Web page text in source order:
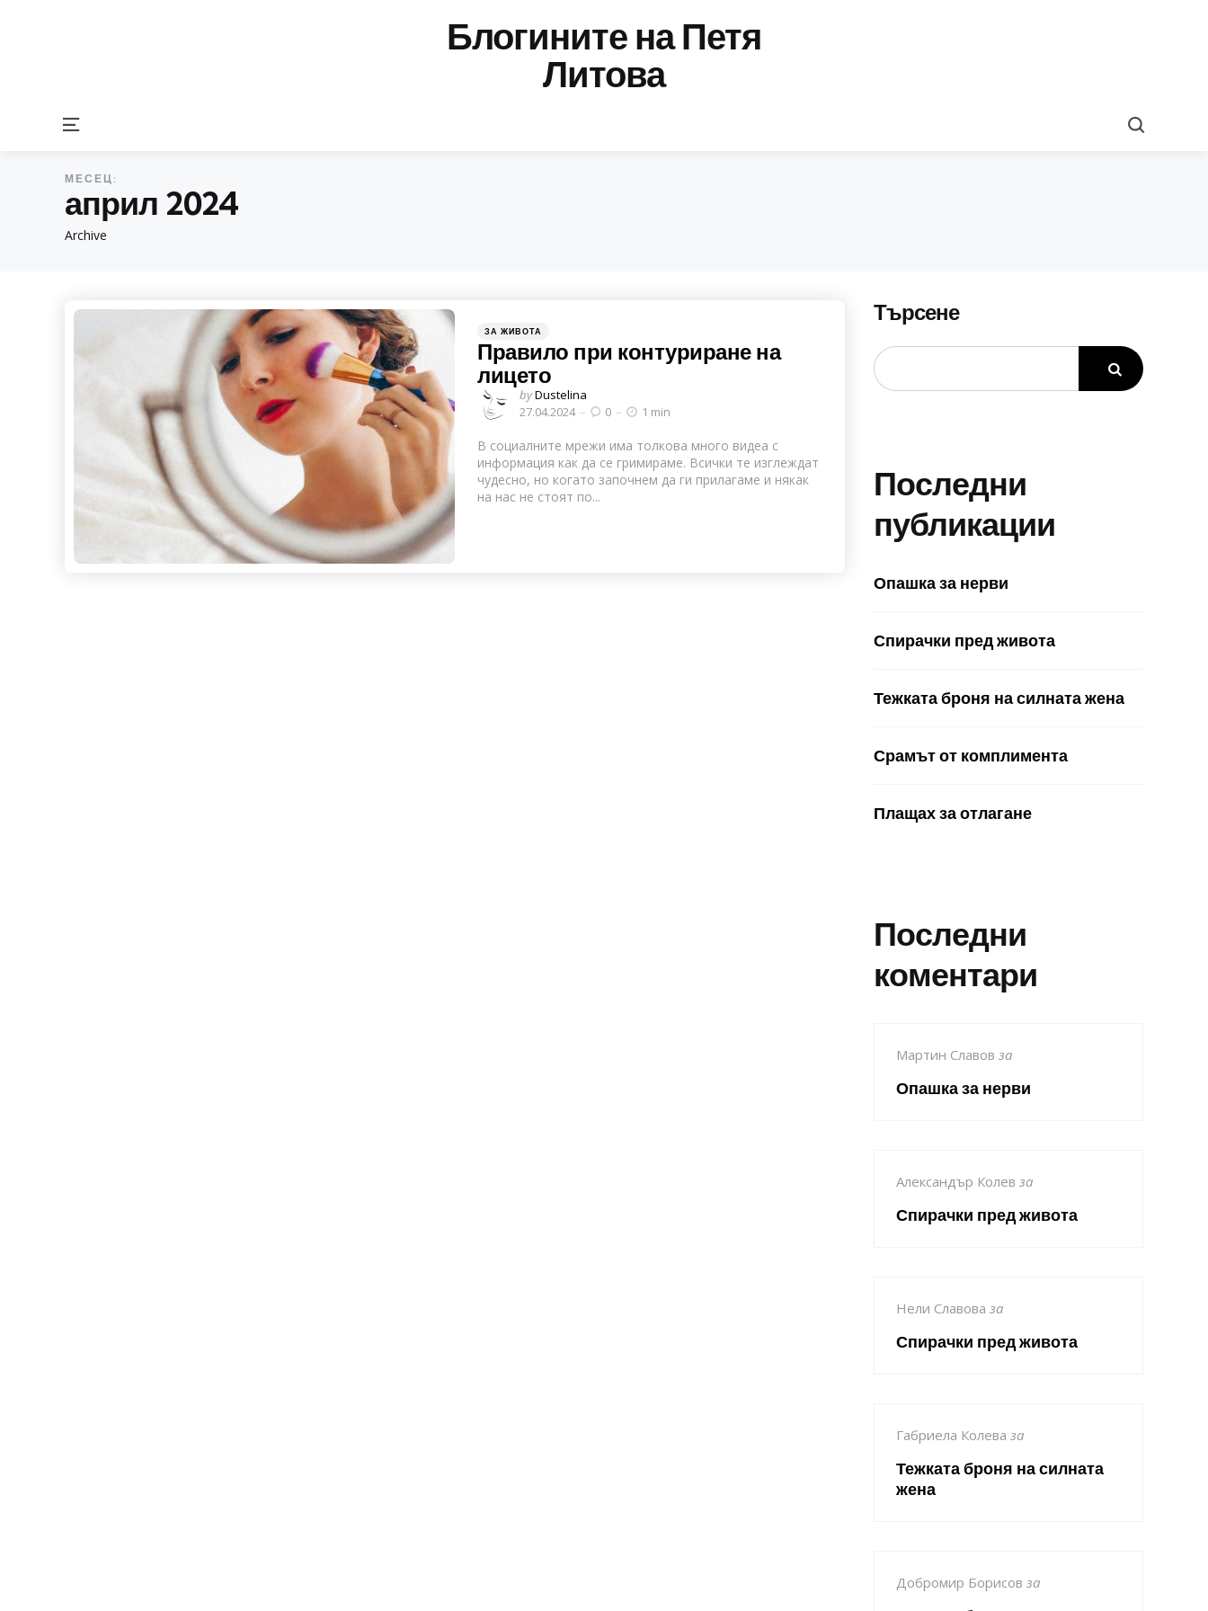
Блогините на Петя
Литова
Menu
Archive
МЕСЕЦ:
април 2024
Categories
Posted
ЗА ЖИВОТА
Правило при контуриране на
лицето
Posted
by
byDustelina
27.04.2024
0 1 min
В социалните мрежи има толкова много видеа с
информация как да се гримираме. Всички те изглеждат
чудесно, но когато започнем да ги прилагаме и някак
на нас не стоят по...
Търсене
Последни
публикации
Опашка за нерви
Спирачки пред живота
Тежката броня на силната жена
Срамът от комплимента
Плащах за отлагане
Последни
коментари
Мартин Славов за
Опашка за нерви
Александър Колев за
Спирачки пред живота
Нели Славова за
Спирачки пред живота
Габриела Колева за
Тежката броня на силната
жена
Добромир Борисов за